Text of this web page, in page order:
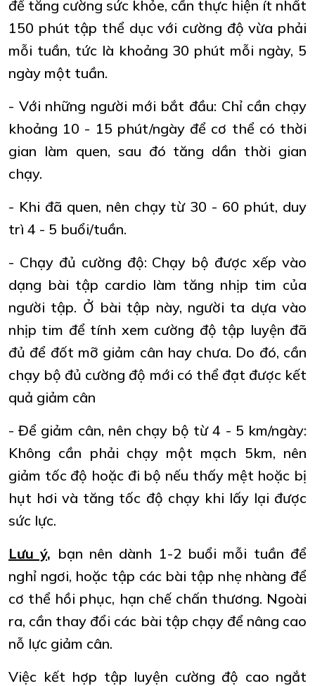
để tăng cường sức khỏe, cần thực hiện ít nhất
150 phút tập thể dục với cường độ vừa phải
mỗi tuần, tức là khoảng 30 phút mỗi ngày, 5
ngày một tuần.
- Với những người mới bắt đầu: Chỉ cần chạy
khoảng 10 - 15 phút/ngày để cơ thể có thời
gian làm quen, sau đó tăng dần thời gian
chạy.
- Khi đã quen, nên chạy từ 30 - 60 phút, duy
trì 4 - 5 buổi/tuần.
- Chạy đủ cường độ: Chạy bộ được xếp vào
dạng bài tập cardio làm tăng nhịp tim của
người tập. Ở bài tập này, người ta dựa vào
nhịp tim để tính xem cường độ tập luyện đã
đủ để đốt mỡ giảm cân hay chưa. Do đó, cần
chạy bộ đủ cường độ mới có thể đạt được kết
quả giảm cân
- Để giảm cân, nên chạy bộ từ 4 - 5 km/ngày:
Không cần phải chạy một mạch 5km, nên
giảm tốc độ hoặc đi bộ nếu thấy mệt hoặc bị
hụt hơi và tăng tốc độ chạy khi lấy lại được
sức lực.
Lưu ý, bạn nên dành 1-2 buổi mỗi tuần để
nghỉ ngơi, hoặc tập các bài tập nhẹ nhàng để
cơ thể hồi phục, hạn chế chấn thương. Ngoài
ra, cần thay đổi các bài tập chạy để nâng cao
nỗ lực giảm cân.
Việc kết hợp tập luyện cường độ cao ngắt